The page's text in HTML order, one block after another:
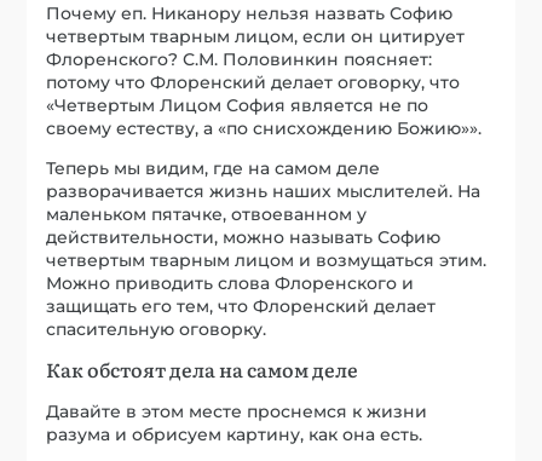
Почему еп. Никанору нельзя назвать Софию
четвертым тварным лицом, если он цитирует
Флоренского? С.М. Половинкин поясняет:
потому что Флоренский делает оговорку, что
«Четвертым Лицом София является не по
своему естеству, а «по снисхождению Божию»».
Теперь мы видим, где на самом деле
разворачивается жизнь наших мыслителей. На
маленьком пятачке, отвоеванном у
действительности, можно называть Софию
четвертым тварным лицом и возмущаться этим.
Можно приводить слова Флоренского и
защищать его тем, что Флоренский делает
спасительную оговорку.
Как обстоят дела на самом деле
Давайте в этом месте проснемся к жизни
разума и обрисуем картину, как она есть.